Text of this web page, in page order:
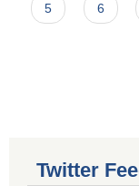
5 6
Twitter